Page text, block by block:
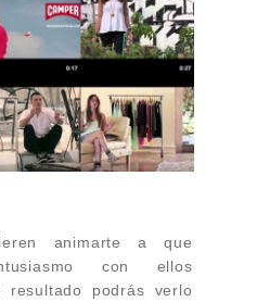
animarte a que
con ellos
resultado podrás verlo